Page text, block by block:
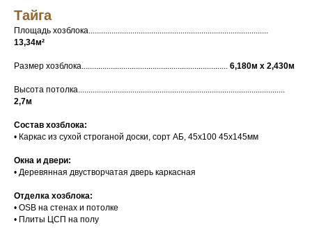
Тайга
Площадь хозблока......................................................................................
13,34м²
Размер хозблока...................................................................... 6,180м х 2,430м
Высота потолка...................................................................................................
2,7м
Состав хозблока:
• Каркас из сухой строганой доски, сорт АБ, 45х100 45х145мм
Окна и двери:
• Деревянная двустворчатая дверь каркасная
Отделка хозблока:
• OSB на стенах и потолке
• Плиты ЦСП на полу